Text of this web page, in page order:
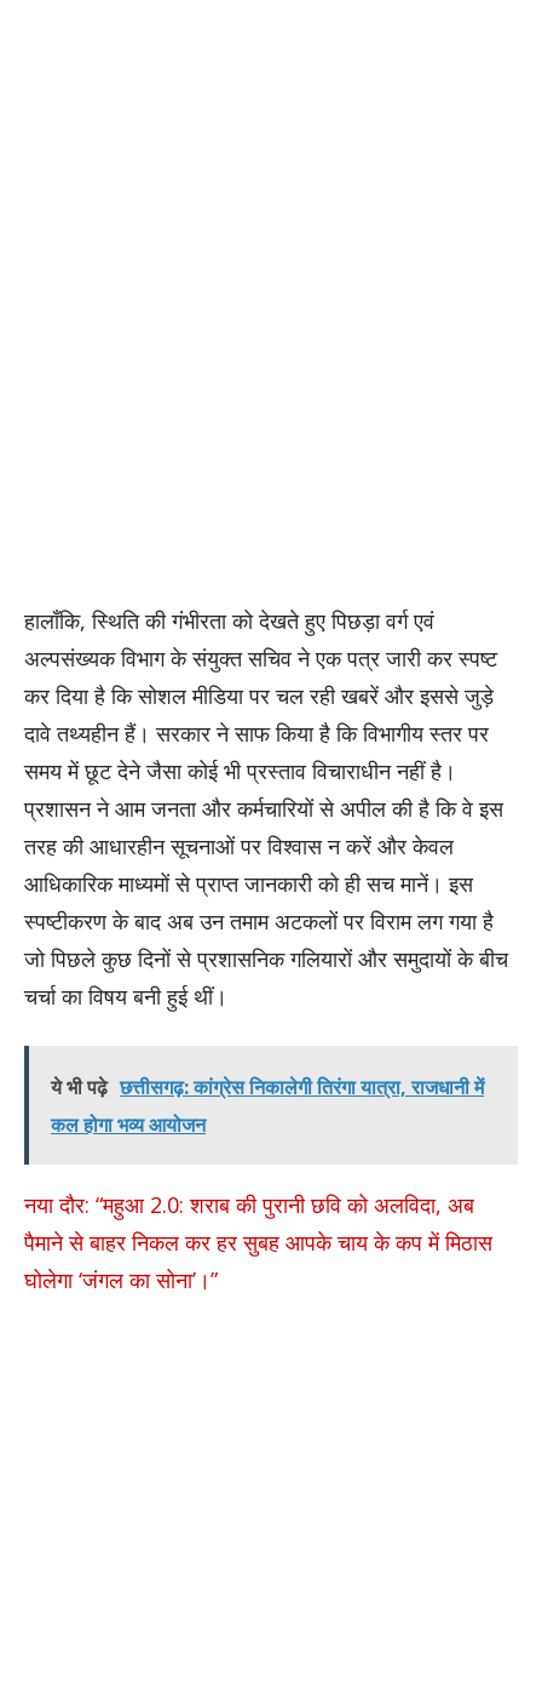
हालाँकि, स्थिति की गंभीरता को देखते हुए पिछड़ा वर्ग एवं
अल्पसंख्यक विभाग के संयुक्त सचिव ने एक पत्र जारी कर स्पष्ट
कर दिया है कि सोशल मीडिया पर चल रही खबरें और इससे जुड़े
दावे तथ्यहीन हैं। सरकार ने साफ किया है कि विभागीय स्तर पर
समय में छूट देने जैसा कोई भी प्रस्ताव विचाराधीन नहीं है।
प्रशासन ने आम जनता और कर्मचारियों से अपील की है कि वे इस
तरह की आधारहीन सूचनाओं पर विश्वास न करें और केवल
आधिकारिक माध्यमों से प्राप्त जानकारी को ही सच मानें। इस
स्पष्टीकरण के बाद अब उन तमाम अटकलों पर विराम लग गया है
जो पिछले कुछ दिनों से प्रशासनिक गलियारों और समुदायों के बीच
चर्चा का विषय बनी हुई थीं।
ये भी पढ़े छत्तीसगढ़: कांग्रेस निकालेगी तिरंगा यात्रा, राजधानी में
कल होगा भव्य आयोजन
नया दौर: “महुआ 2.0: शराब की पुरानी छवि को अलविदा, अब
पैमाने से बाहर निकल कर हर सुबह आपके चाय के कप में मिठास
घोलेगा ‘जंगल का सोना’।”